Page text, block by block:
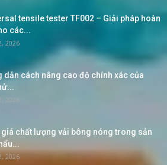
tensile tester TF002 – Giải pháp hoàn
các...
2026
dẫn cách nâng cao độ chính xác của
2026
giá chất lượng vải bông nóng trong sản
2026